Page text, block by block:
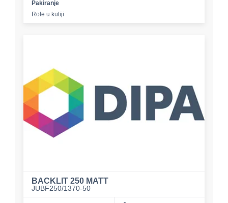
Pakiranje
Role u kutiji
BACKLIT 250 MATT
JUBF250/1370-50